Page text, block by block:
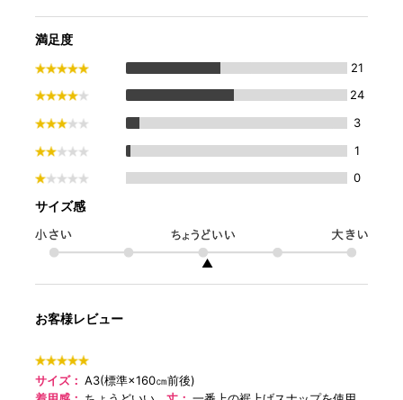
満足度
21
24
3
1
0
サイズ感
▲
お客様レビュー
サイズ：A3(標準×160㎝前後)